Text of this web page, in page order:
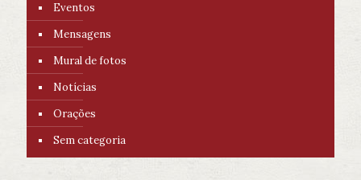
Eventos
Mensagens
Mural de fotos
Notícias
Orações
Sem categoria